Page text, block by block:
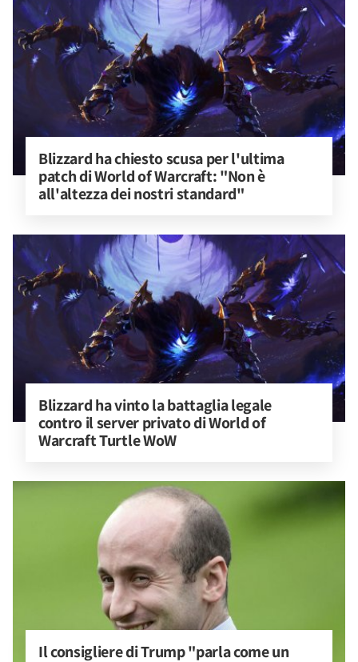
Blizzard ha chiesto scusa per l'ultima
patch di World of Warcraft: "Non è
all'altezza dei nostri standard"
Blizzard ha vinto la battaglia legale
contro il server privato di World of
Warcraft Turtle WoW
Il consigliere di Trump "parla come un